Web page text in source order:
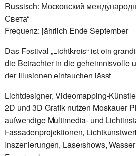
Russisch: Московский
Света“
Frequenz: jährlich Ende September
Das Festival „Lichtkreis“ ist ein
die Betrachter in die geheimnisvolle
der Illusionen eintauchen lässt.
Lichtdesigner, Videomapping-
2D und 3D Grafik nutzen Moskauer
aufwendige Multimedia- und
Fassadenprojektionen,
Inszenierungen, Lasershows,